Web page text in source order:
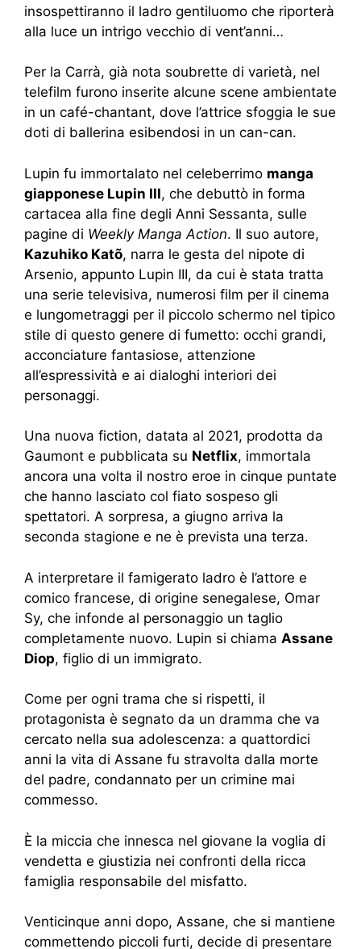
insospettiranno il ladro gentiluomo che riporterà
alla luce un intrigo vecchio di vent’anni…
Per la Carrà, già nota soubrette di varietà, nel
telefilm furono inserite alcune scene ambientate
in un café-chantant, dove l’attrice sfoggia le sue
doti di ballerina esibendosi in un can-can.
Lupin fu immortalato nel celeberrimo manga
giapponese Lupin III, che debuttò in forma
cartacea alla fine degli Anni Sessanta, sulle
pagine di Weekly Manga Action. Il suo autore,
Kazuhiko Katõ, narra le gesta del nipote di
Arsenio, appunto Lupin III, da cui è stata tratta
una serie televisiva, numerosi film per il cinema
e lungometraggi per il piccolo schermo nel tipico
stile di questo genere di fumetto: occhi grandi,
acconciature fantasiose, attenzione
all’espressività e ai dialoghi interiori dei
personaggi.
Una nuova fiction, datata al 2021, prodotta da
Gaumont e pubblicata su Netflix, immortala
ancora una volta il nostro eroe in cinque puntate
che hanno lasciato col fiato sospeso gli
spettatori. A sorpresa, a giugno arriva la
seconda stagione e ne è prevista una terza.
A interpretare il famigerato ladro è l’attore e
comico francese, di origine senegalese, Omar
Sy, che infonde al personaggio un taglio
completamente nuovo. Lupin si chiama Assane
Diop, figlio di un immigrato.
Come per ogni trama che si rispetti, il
protagonista è segnato da un dramma che va
cercato nella sua adolescenza: a quattordici
anni la vita di Assane fu stravolta dalla morte
del padre, condannato per un crimine mai
commesso.
È la miccia che innesca nel giovane la voglia di
vendetta e giustizia nei confronti della ricca
famiglia responsabile del misfatto.
Venticinque anni dopo, Assane, che si mantiene
commettendo piccoli furti, decide di presentare